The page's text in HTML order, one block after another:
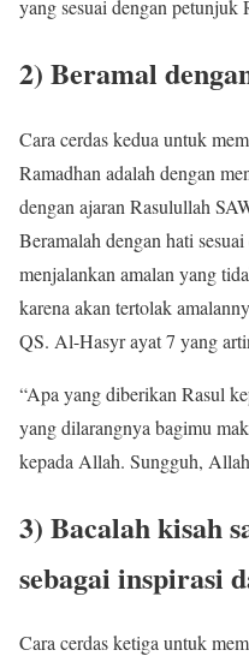
yang sesuai dengan petunjuk
2) Beramal
Cara cerdas kedua untuk
Ramadhan adalah dengan
dengan ajaran Rasulullah
Beramalah dengan hati
menjalankan amalan yang
karena akan tertolak
QS. Al-Hasyr ayat 7 yang
“Apa yang diberikan Rasul
yang dilarangnya bagimu
kepada Allah. Sungguh,
3) Bacalah kisah
sebagai inspirasi
Cara cerdas ketiga untuk